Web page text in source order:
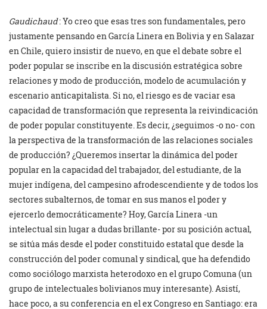
Gaudichaud: Yo creo que esas tres son fundamentales, pero
justamente pensando en García Linera en Bolivia y en Salazar
en Chile, quiero insistir de nuevo, en que el debate sobre el
poder popular se inscribe en la discusión estratégica sobre
relaciones y modo de producción, modelo de acumulación y
escenario anticapitalista. Si no, el riesgo es de vaciar esa
capacidad de transformación que representa la reivindicación
de poder popular constituyente. Es decir, ¿seguimos -o no- con
la perspectiva de la transformación de las relaciones sociales
de producción? ¿Queremos insertar la dinámica del poder
popular en la capacidad del trabajador, del estudiante, de la
mujer indígena, del campesino afrodescendiente y de todos los
sectores subalternos, de tomar en sus manos el poder y
ejercerlo democráticamente? Hoy, García Linera -un
intelectual sin lugar a dudas brillante- por su posición actual,
se sitúa más desde el poder constituido estatal que desde la
construcción del poder comunal y sindical, que ha defendido
como sociólogo marxista heterodoxo en el grupo Comuna (un
grupo de intelectuales bolivianos muy interesante). Asistí,
hace poco, a su conferencia en el ex Congreso en Santiago: era